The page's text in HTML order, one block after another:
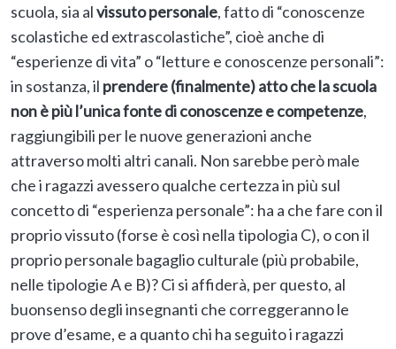
scuola, sia alvissuto personale, fatto di “conoscenze
scolastiche ed extrascolastiche”, cioè anche di
“esperienze di vita” o “letture e conoscenze personali”:
in sostanza, il prendere (finalmente) atto che la scuola
non è più l’unica fonte di conoscenze e competenze,
raggiungibili per le nuove generazioni anche
attraverso molti altri canali. Non sarebbe però male
che i ragazzi avessero qualche certezza in più sul
concetto di “esperienza personale”: ha a che fare con il
proprio vissuto (forse è così nella tipologia C), o con il
proprio personale bagaglio culturale (più probabile,
nelle tipologie A e B)? Ci si affiderà, per questo, al
buonsenso degli insegnanti che correggeranno le
prove d’esame, e a quanto chi ha seguito i ragazzi